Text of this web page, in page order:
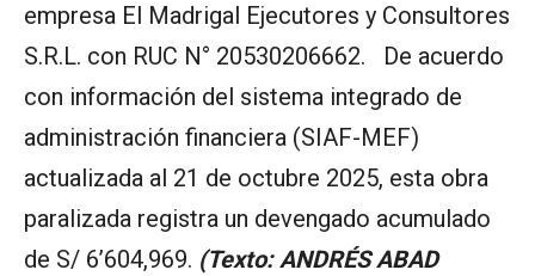
empresa El Madrigal Ejecutores y Consultores
S.R.L. con RUC N° 20530206662. De acuerdo
con información del sistema integrado de
administración financiera (SIAF-MEF)
actualizada al 21 de octubre 2025, esta obra
paralizada registra un devengado acumulado
de S/ 6’604,969. (Texto: ANDRÉS ABAD